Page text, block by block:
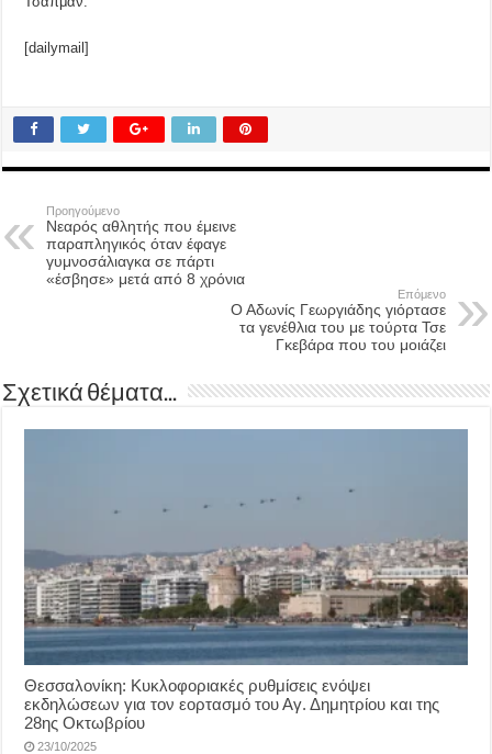
[dailymail]
Προηγούμενο
Νεαρός αθλητής που έμεινε
παραπληγικός όταν έφαγε
γυμνοσάλιαγκα σε πάρτι
«έσβησε» μετά από 8 χρόνια
Επόμενο
Ο Αδωνίς Γεωργιάδης γιόρτασε
τα γενέθλια του με τούρτα Τσε
Γκεβάρα που του μοιάζει
Σχετικά θέματα...
Θεσσαλονίκη: Κυκλοφοριακές ρυθμίσεις ενόψει
εκδηλώσεων για τον εορτασμό του Αγ. Δημητρίου και της
28ης Οκτωβρίου
23/10/2025